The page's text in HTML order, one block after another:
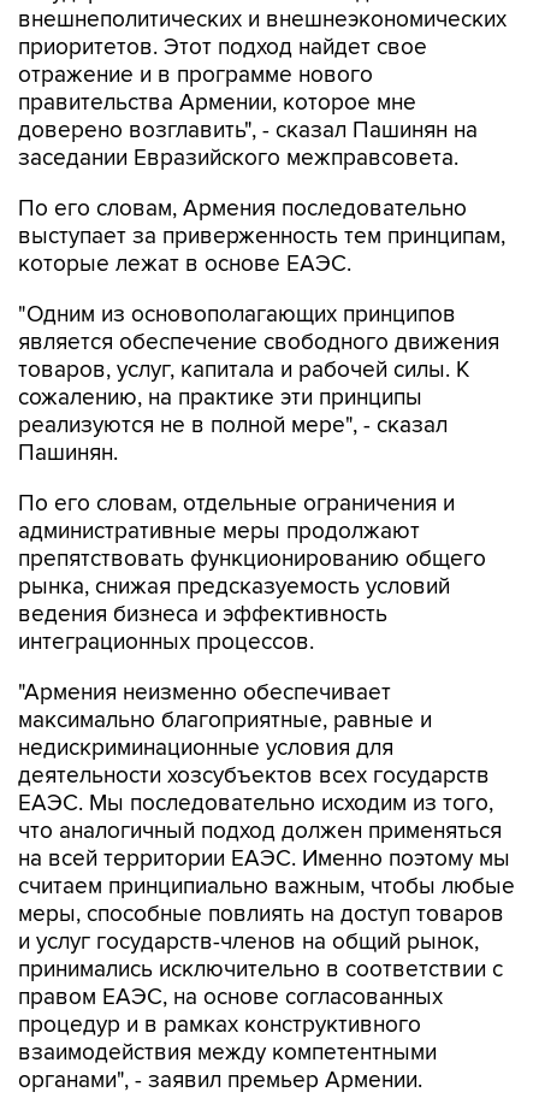
внешнеполитических и внешнеэкономических
приоритетов. Этот подход найдет свое
отражение и в программе нового
правительства Армении, которое мне
доверено возглавить", - сказал Пашинян на
заседании Евразийского межправсовета.
По его словам, Армения последовательно
выступает за приверженность тем принципам,
которые лежат в основе ЕАЭС.
"Одним из основополагающих принципов
является обеспечение свободного движения
товаров, услуг, капитала и рабочей силы. К
сожалению, на практике эти принципы
реализуются не в полной мере", - сказал
Пашинян.
По его словам, отдельные ограничения и
административные меры продолжают
препятствовать функционированию общего
рынка, снижая предсказуемость условий
ведения бизнеса и эффективность
интеграционных процессов.
"Армения неизменно обеспечивает
максимально благоприятные, равные и
недискриминационные условия для
деятельности хозсубъектов всех государств
ЕАЭС. Мы последовательно исходим из того,
что аналогичный подход должен применяться
на всей территории ЕАЭС. Именно поэтому мы
считаем принципиально важным, чтобы любые
меры, способные повлиять на доступ товаров
и услуг государств-членов на общий рынок,
принимались исключительно в соответствии с
правом ЕАЭС, на основе согласованных
процедур и в рамках конструктивного
взаимодействия между компетентными
органами", - заявил премьер Армении.